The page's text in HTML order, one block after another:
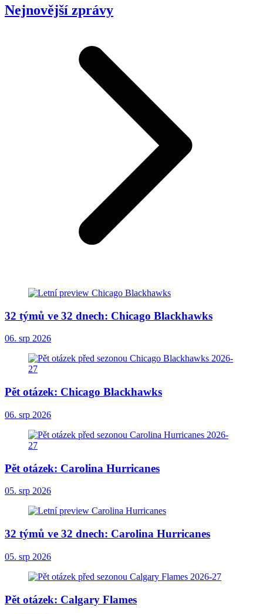
Nejnovější zprávy
32 týmů ve 32 dnech: Chicago Blackhawks
06. srp 2026
Pět otázek: Chicago Blackhawks
06. srp 2026
Pět otázek: Carolina Hurricanes
05. srp 2026
32 týmů ve 32 dnech: Carolina Hurricanes
05. srp 2026
Pět otázek: Calgary Flames